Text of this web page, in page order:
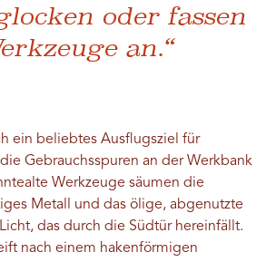
oder fassen
an.“
ein beliebtes Ausflugsziel für
Gebrauchsspuren an der Werkbank
Werkzeuge säumen die
Metall und das ölige, abgenutzte
das durch die Südtür hereinfällt.
nach einem hakenförmigen